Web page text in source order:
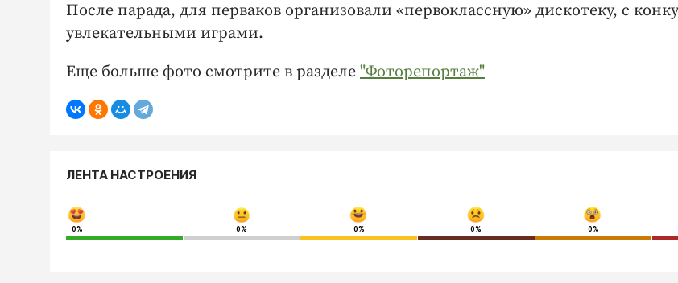
После парада, для перваков организовали «первоклассную» дискотеку, с
увлекательными играми.
Еще больше фото смотрите в разделе "Фоторепортаж"
ЛЕНТА НАСТРОЕНИЯ
0% 0% 0% 0% 0%